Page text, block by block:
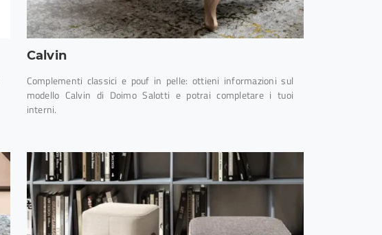
Calvin
Complementi classici e pouf in pelle: ottieni informazioni sul
modello Calvin di Doimo Salotti e potrai completare i tuoi
interni.